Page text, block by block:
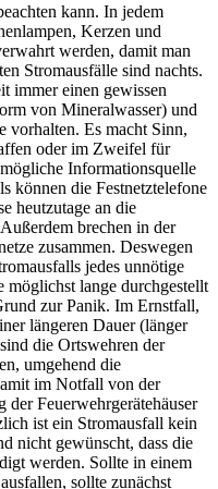
kann. In jedem
Kerzen und
werden, damit man
Stromausfälle sind nachts.
immer einen gewissen
von Mineralwasser) und
vorhalten. Es macht Sinn,
oder im Zweifel für
Informationsquelle
können die Festnetztelefone
heutzutage an die
brechen in der
zusammen. Deswegen
jedes unnötige
lange durchgestellt
zur Panik. Im Ernstfall,
längeren Dauer (länger
die Ortswehren der
umgehend die
im Notfall von der
Feuerwehrgerätehäuser
ist ein Stromausfall kein
nicht gewünscht, dass die
werden. Sollte in einem
sollte zunächst